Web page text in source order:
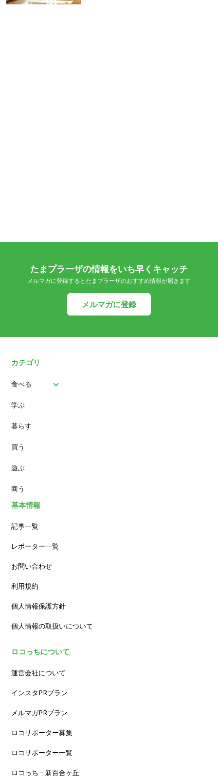
たまプラーザの情報をいち早くキャッチ
メルマガに登録するとたまプラーザのおすすめ情報が届きます
メルマガに登録
カテゴリ
食べる
パン
スイーツ
ランチ
カフェ
学ぶ
暮らす
買う
遊ぶ
商う
基本情報
記事一覧
レポーター一覧
お問い合わせ
利用規約
個人情報保護方針
個人情報の取扱いについて
ロコっちについて
運営会社について
インスタPRプラン
メルマガPRプラン
ロコサポーター募集
ロコサポーター一覧
ロコっち – 新百合ヶ丘